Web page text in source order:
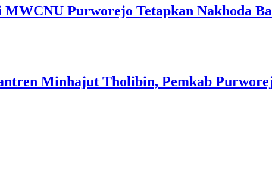
Purworejo Tetapkan Nakhoda
Minhajut Tholibin, Pemkab